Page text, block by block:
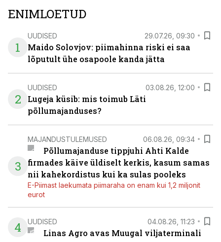
ENIMLOETUD
1
UUDISED 29.07.26, 09:30
Maido Solovjov: piimahinna riski ei saa
lõputult ühe osapoole kanda jätta
2
UUDISED 03.08.26, 12:00
Lugeja küsib: mis toimub Läti
põllumajanduses?
3
MAJANDUSTULEMUSED 06.08.26, 09:34
Põllumajanduse tippjuhi Ahti Kalde
firmades käive üldiselt kerkis, kasum samas
nii kahekordistus kui ka sulas pooleks
E-Piimast laekumata piimaraha on enam kui 1,2 miljonit
eurot
4 UUDISED 04.08.26, 11:23
Linas Agro avas Muugal viljaterminali